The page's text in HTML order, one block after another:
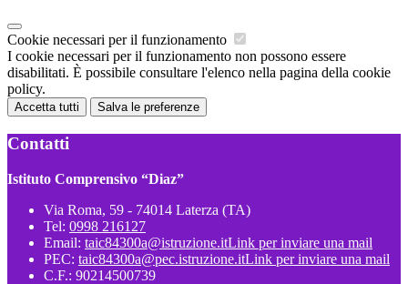
Cookie necessari per il funzionamento
I cookie necessari per il funzionamento non possono essere
disabilitati. È possibile consultare l'elenco nella pagina della cookie
policy.
Accetta tutti Salva le preferenze
Contatti
Istituto Comprensivo “Diaz”
Via Roma, 59 - 74014 Laterza (TA)
Tel: 0998 216127
Email: taic84300a@istruzione.itLink per inviare una mail
PEC: taic84300a@pec.istruzione.itLink per inviare una mail
C.F.: 90214500739